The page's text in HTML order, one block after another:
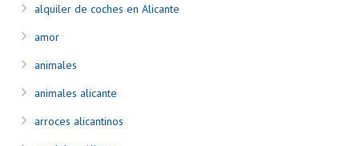
alquiler de coches en Alicante
amor
animales
animales alicante
arroces alicantinos